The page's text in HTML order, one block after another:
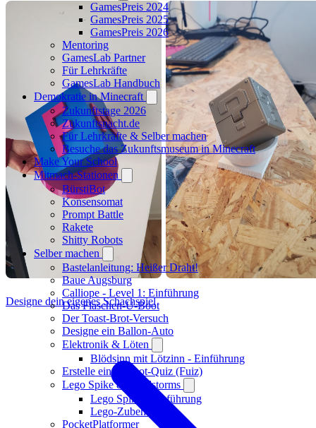
GamesPreis 2024
GamesPreis 2025
GamesPreis 2026
Mentoring
GamesLab Partner
Für Lehrkräfte
GamesLab Handbuch
Demokratie in Minecraft
Zukunftstage 2026
Zukunftsnacht.de
Für Lehrkräfte & Selber machen
Besuche das Zukunftsmuseum in Minecraft
Make Your School
Mitmach-Stationen
BürstiBot
Konsensomat
Prompt Battle
Rakete
Shitty Robots
Selber machen
Bastelanleitung: Heißer Draht!
Baue Augsburg
Calliope - Level 1: Einführung
Das Flaschen-U-Boot
Der Toast-Brot-Versuch
Designe ein Ballon-Auto
Elektronik & Löten
Blödsinn mit Lötzinn - Einführung
Erstelle ein Kahoot-Quiz (Fuiz)
Lego Spike & Mindstorms
Lego Spike - Einführung
Lego-Zubehör
PocketPlatformer
Designe dein eigenes Schachspiel